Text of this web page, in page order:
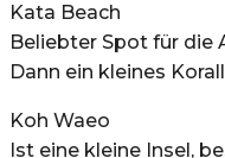
Kata Beach
Beliebter Spot für die
Dann ein kleines
Koh Waeo
Ist eine kleine Insel,